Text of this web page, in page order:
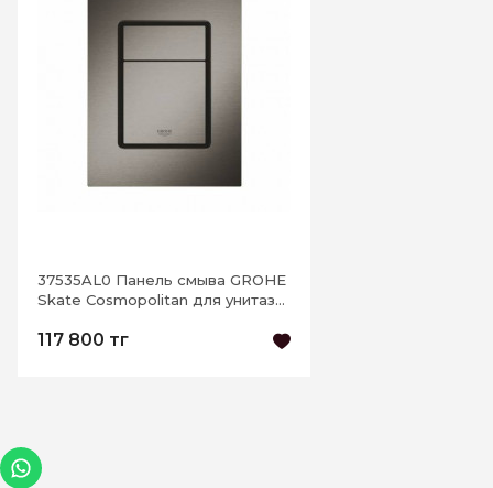
37535AL0 Панель смыва GROHE
Skate Cosmopolitan для унитаза,
графит, м
117 800 тг